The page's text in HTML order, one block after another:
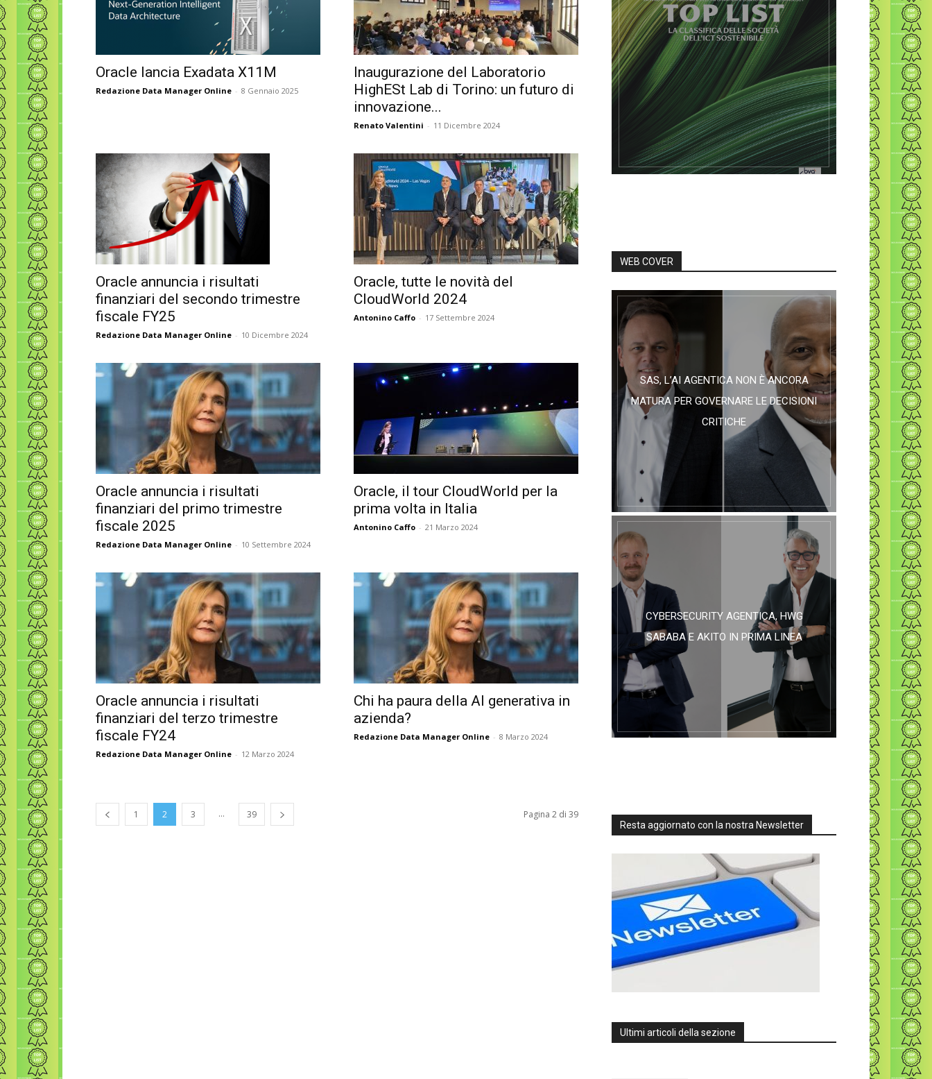
Oracle lancia Exadata X11M
Redazione Data Manager Online - 8 Gennaio 2025
Inaugurazione del Laboratorio
HighESt Lab di Torino: un futuro di
innovazione...
Renato Valentini - 11 Dicembre 2024
Oracle annuncia i risultati
finanziari del secondo trimestre
fiscale FY25
Redazione Data Manager Online - 10 Dicembre 2024
Oracle, tutte le novità del
CloudWorld 2024
Antonino Caffo - 17 Settembre 2024
Oracle annuncia i risultati
finanziari del primo trimestre
fiscale 2025
Redazione Data Manager Online - 10 Settembre 2024
Oracle, il tour CloudWorld per la
prima volta in Italia
Antonino Caffo - 21 Marzo 2024
Oracle annuncia i risultati
finanziari del terzo trimestre
fiscale FY24
Redazione Data Manager Online - 12 Marzo 2024
Chi ha paura della AI generativa in
azienda?
Redazione Data Manager Online - 8 Marzo 2024
1 2 3 ... 39 Pagina 2 di 39
WEB COVER
SAS, L’AI AGENTICA NON È ANCORA
MATURA PER GOVERNARE LE DECISIONI
CRITICHE
CYBERSECURITY AGENTICA, HWG
SABABA E AKITO IN PRIMA LINEA
Resta aggiornato con la nostra Newsletter
Ultimi articoli della sezione